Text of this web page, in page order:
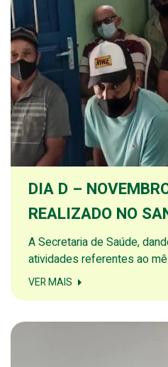
DIA D –
REALIZADO NO
A Secretaria de Saúde,
atividades referentes ao
VER MAIS